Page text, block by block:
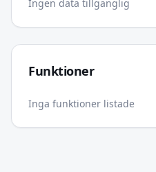
Ingen data tillgänglig
Funktioner
Inga funktioner listade